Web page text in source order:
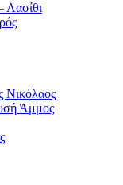
Λασίθι
Νικόλαος
Άμμος